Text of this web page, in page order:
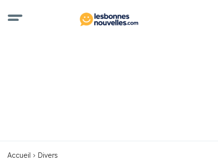
Accueil Divers